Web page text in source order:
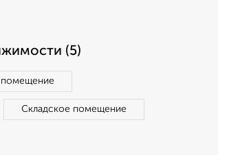
(5)
помещение
Складское помещение